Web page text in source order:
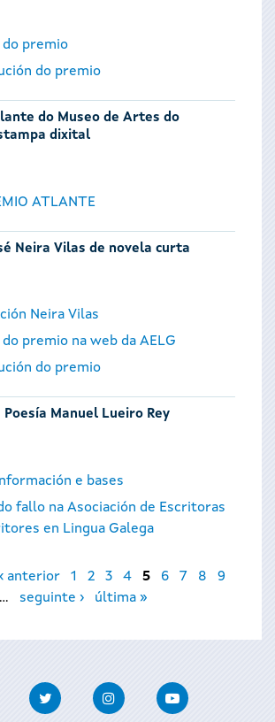
do premio
do premio
do Museo de Artes do
dixital
ATLANTE
Neira Vilas de novela curta
Neira Vilas
do premio na web da AELG
do premio
Poesía Manuel Lueiro Rey
e bases
fallo na Asociación de Escritoras
en Lingua Galega
‹ anterior 1 2 3 4 5 6 7 8
9
…
seguinte › última »
Twitter InstagramYoutube